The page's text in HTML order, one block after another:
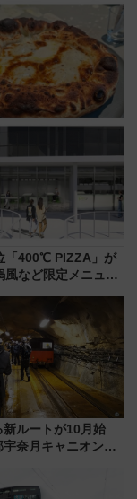
品川･羽田とを結
駅は2面3線化！
「400℃ PIZZA」が
など限定メニュー
新ルートが10月始
奈月キャニオンル